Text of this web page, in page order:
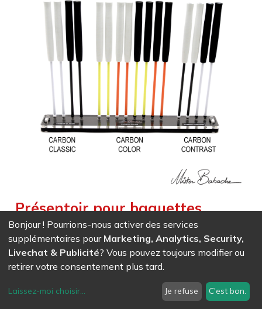
Présentoir pour baguettes
diabolo (avec baguettes) -
CARBONE
Weight Net :
kg
CARBONE
Bonjour ! Pourrions-nous activer des services
supplémentaires pour Marketing, Analytics, Security,
Livechat & Publicité? Vous pouvez toujours modifier ou
retirer votre consentement plus tard.
Laissez-moi choisir... Je refuse C'est bon.